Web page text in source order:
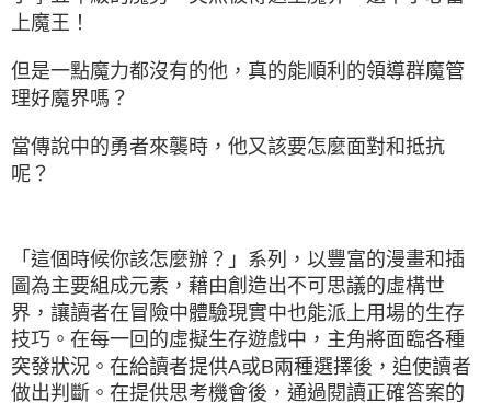
上魔王！
但是一點魔力都沒有的他，真的能順利的領導群魔管
理好魔界嗎？
當傳說中的勇者來襲時，他又該要怎麼面對和抵抗
呢？
「這個時候你該怎麼辦？」系列，以豐富的漫畫和插
圖為主要組成元素，藉由創造出不可思議的虛構世
界，讓讀者在冒險中體驗現實中也能派上用場的生存
技巧。在每一回的虛擬生存遊戲中，主角將面臨各種
突發狀況。在給讀者提供A或B兩種選擇後，迫使讀者
做出判斷。在提供思考機會後，通過閱讀正確答案的